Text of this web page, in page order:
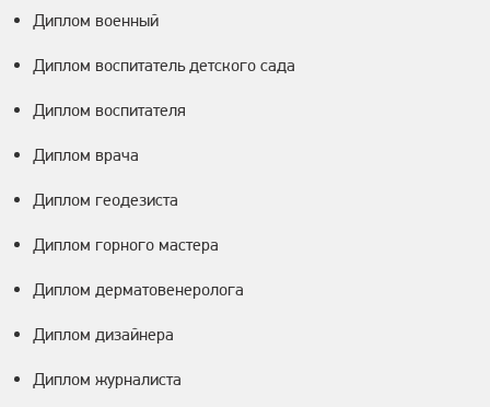
Диплом военный
Диплом воспитатель детского сада
Диплом воспитателя
Диплом врача
Диплом геодезиста
Диплом горного мастера
Диплом дерматовенеролога
Диплом дизайнера
Диплом журналиста